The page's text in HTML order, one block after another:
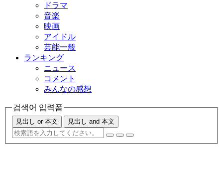
ドラマ
音楽
映画
アイドル
芸能一般
ランキング
ニュース
コメント
みんなの感想
검색어 입력폼
見出し or 本文 見出し and 本文